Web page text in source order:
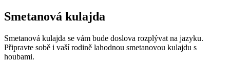
Smetanová kulajda
Smetanová kulajda se vám bude doslova rozplývat na jazyku.
Připravte sobě i vaší rodině lahodnou smetanovou kulajdu s
houbami.